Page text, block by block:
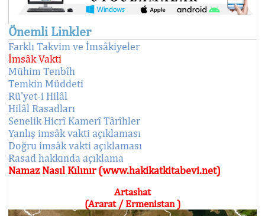
Önemli Linkler
Farklı Takvim ve İmsâkiyeler
İmsâk Vakti
Mühim Tenbîh
Temkin Müddeti
Rü'yet-i Hilâl
Hilâl Rasadları
Senelik Hicrî Kamerî Târîhler
Yanlış imsâk vakti açıklaması
Doğru imsâk vakti açıklaması
Rasad hakkında açıklama
Namaz Nasıl Kılınır (www.hakikatkitabevi.net)
Artashat
(Ararat / Ermenistan )